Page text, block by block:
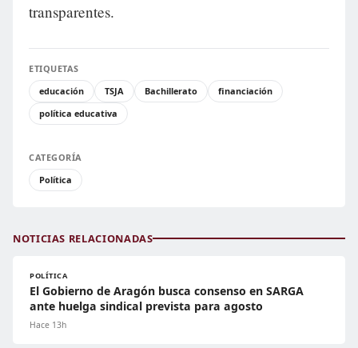
transparentes.
ETIQUETAS
educación
TSJA Bachillerato
financiación
política educativa
CATEGORÍA
Política
NOTICIAS RELACIONADAS
POLÍTICA
El Gobierno de Aragón busca consenso en SARGA
ante huelga sindical prevista para agosto
Hace 13h